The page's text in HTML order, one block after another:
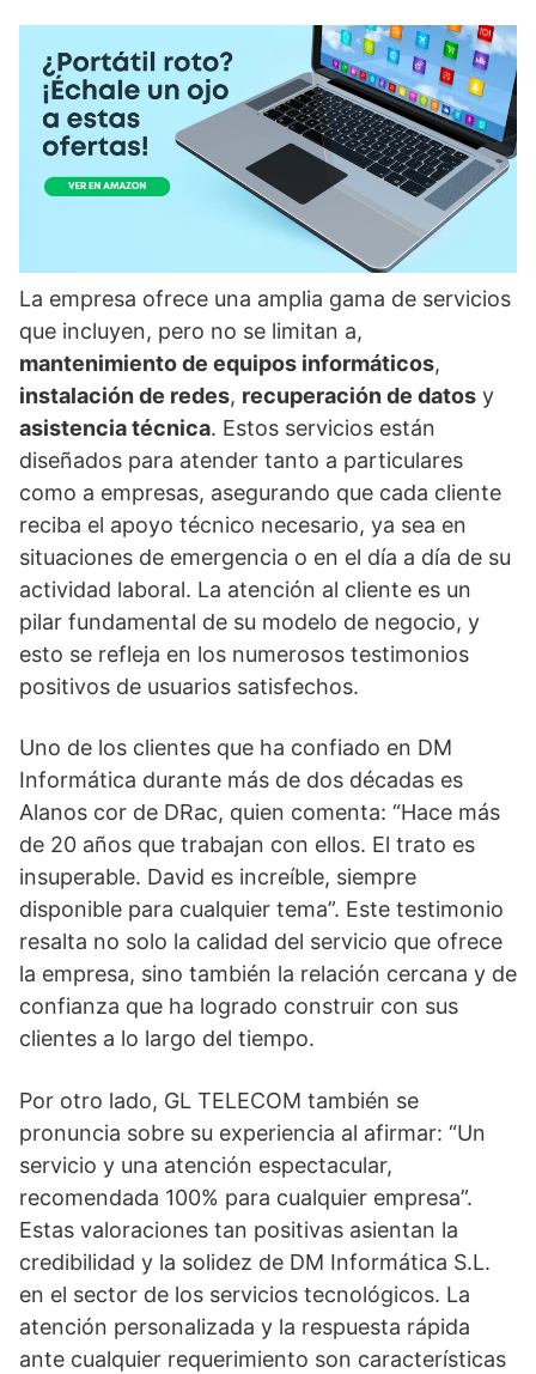
La empresa ofrece una amplia gama de servicios
que incluyen, pero no se limitan a,
mantenimiento de equipos informáticos,
instalación de redes, recuperación de datos y
asistencia técnica. Estos servicios están
diseñados para atender tanto a particulares
como a empresas, asegurando que cada cliente
reciba el apoyo técnico necesario, ya sea en
situaciones de emergencia o en el día a día de su
actividad laboral. La atención al cliente es un
pilar fundamental de su modelo de negocio, y
esto se refleja en los numerosos testimonios
positivos de usuarios satisfechos.
Uno de los clientes que ha confiado en DM
Informática durante más de dos décadas es
Alanos cor de DRac, quien comenta: “Hace más
de 20 años que trabajan con ellos. El trato es
insuperable. David es increíble, siempre
disponible para cualquier tema”. Este testimonio
resalta no solo la calidad del servicio que ofrece
la empresa, sino también la relación cercana y de
confianza que ha logrado construir con sus
clientes a lo largo del tiempo.
Por otro lado, GL TELECOM también se
pronuncia sobre su experiencia al afirmar: “Un
servicio y una atención espectacular,
recomendada 100% para cualquier empresa”.
Estas valoraciones tan positivas asientan la
credibilidad y la solidez de DM Informática S.L.
en el sector de los servicios tecnológicos. La
atención personalizada y la respuesta rápida
ante cualquier requerimiento son características